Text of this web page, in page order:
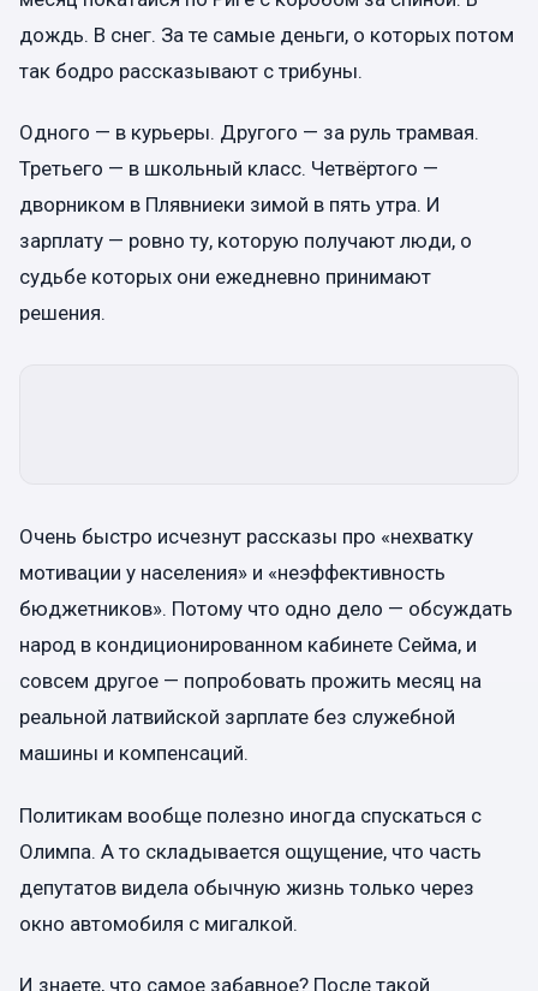
дождь. В снег. За те самые деньги, о которых потом
так бодро рассказывают с трибуны.
Одного — в курьеры. Другого — за руль трамвая.
Третьего — в школьный класс. Четвёртого —
дворником в Плявниеки зимой в пять утра. И
зарплату — ровно ту, которую получают люди, о
судьбе которых они ежедневно принимают
решения.
Очень быстро исчезнут рассказы про «нехватку
мотивации у населения» и «неэффективность
бюджетников». Потому что одно дело — обсуждать
народ в кондиционированном кабинете Сейма, и
совсем другое — попробовать прожить месяц на
реальной латвийской зарплате без служебной
машины и компенсаций.
Политикам вообще полезно иногда спускаться с
Олимпа. А то складывается ощущение, что часть
депутатов видела обычную жизнь только через
окно автомобиля с мигалкой.
И знаете, что самое забавное? После такой